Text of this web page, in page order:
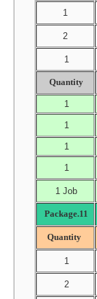
1
2
1
Quantity
1
1
1
1
1 Job
Package.11
Quantity
1
2